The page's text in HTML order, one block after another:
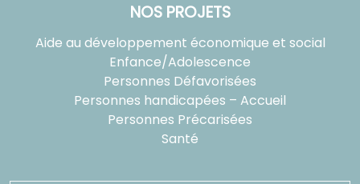
NOS PROJETS
Aide au développement économique et social
Enfance/Adolescence
Personnes Défavorisées
Personnes handicapées – Accueil
Personnes Précarisées
Santé